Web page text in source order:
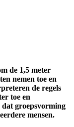
de 1,5 meter
nemen toe en
de regels
toe en
dat groepsvorming
mensen.